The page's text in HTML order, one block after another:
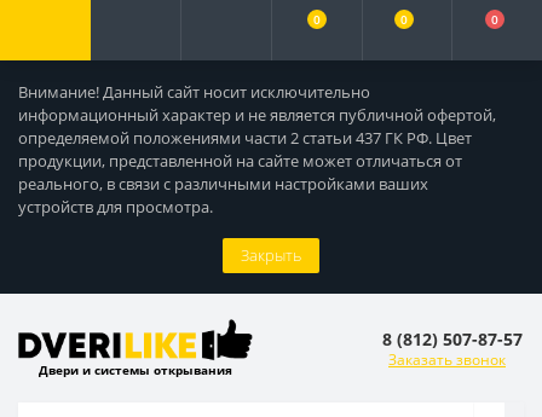
Внимание! Данный сайт носит исключительно
информационный характер и не является публичной офертой,
определяемой положениями части 2 статьи 437 ГК РФ. Цвет
продукции, представленной на сайте может отличаться от
реального, в связи с различными настройками ваших
устройств для просмотра.
Закрыть
0 0 0
Двери и системы открывания
8 (812) 507-87-57
Заказать звонок